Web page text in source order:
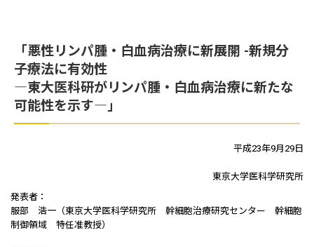
「悪性リンパ腫・白血病治療に新展開 -新規分
子療法に有効性
―東大医科研がリンパ腫・白血病治療に新たな
可能性を示す―」
平成23年9月29日
東京大学医科学研究所
発表者：
服部 浩一（東京大学医科学研究所 幹細胞治療研究センター 幹細胞
制御領域 特任准教授）